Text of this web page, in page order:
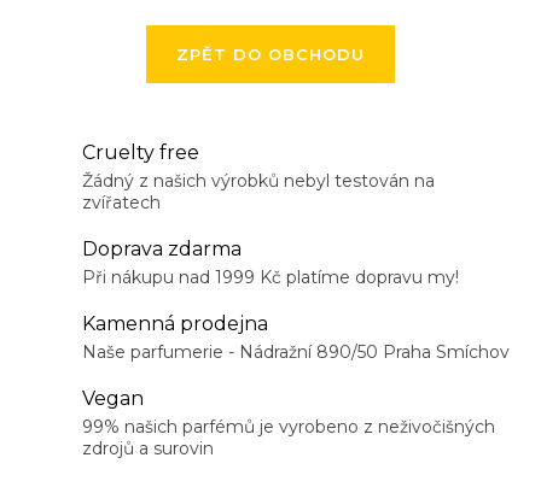
ZPĚT DO OBCHODU
Cruelty free
Žádný z našich výrobků nebyl testován na
zvířatech
Doprava zdarma
Při nákupu nad 1999 Kč platíme dopravu my!
Kamenná prodejna
Naše parfumerie - Nádražní 890/50 Praha Smíchov
Vegan
99% našich parfémů je vyrobeno z neživočišných
zdrojů a surovin